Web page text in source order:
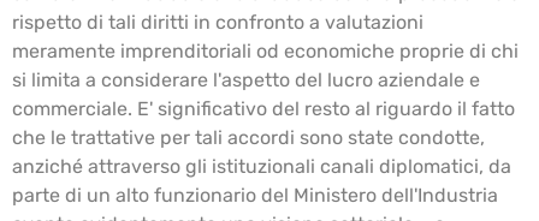
rispetto di tali diritti in confronto a valutazioni
meramente imprenditoriali od economiche proprie di chi
si limita a considerare l'aspetto del lucro aziendale e
commerciale. E' significativo del resto al riguardo il fatto
che le trattative per tali accordi sono state condotte,
anziché attraverso gli istituzionali canali diplomatici, da
parte di un alto funzionario del Ministero dell'Industria